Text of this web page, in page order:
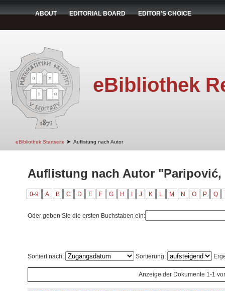
ABOUT EDITORIAL BOARD EDITOR'S CHOICE
eBibliothek
eBibliothek Startseite ➤ Auflistung nach Autor
Auflistung nach Autor "Paripović,
0-9 A B C D E F G H J K L M N O P Q
Oder geben Sie die ersten Buchstaben ein:
Sortiert nach: Sortierung:
Anzeige der Dokumente 1-1